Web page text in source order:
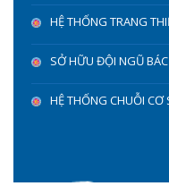
HỆ THỐNG TRANG
SỞ HỮU ĐỘI NGŨ
HỆ THỐNG CHUỖI CƠ